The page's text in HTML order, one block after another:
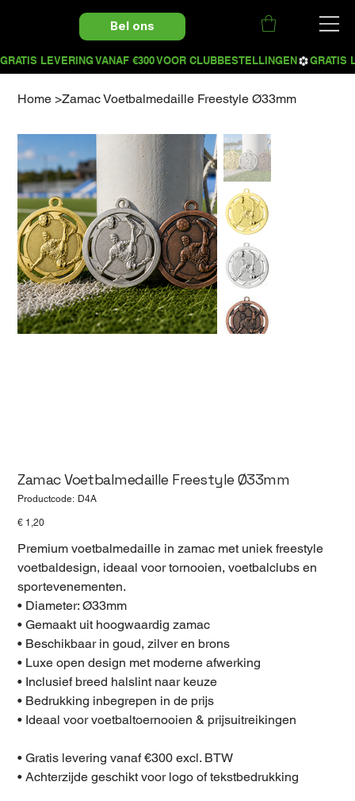
Bel ons
Home >Zamac Voetbalmedaille Freestyle Ø33mm
Zamac Voetbalmedaille Freestyle Ø33mm
Productcode: Productcode
D4A
Prijs
€ 1,20
Premium voetbalmedaille in zamac met uniek freestyle
voetbaldesign, ideaal voor tornooien, voetbalclubs en
sportevenementen.
• Diameter: Ø33mm
• Gemaakt uit hoogwaardig zamac
• Beschikbaar in goud, zilver en brons
• Luxe open design met moderne afwerking
• Inclusief breed halslint naar keuze
• Bedrukking inbegrepen in de prijs
• Ideaal voor voetbaltoernooien & prijsuitreikingen
• Gratis levering vanaf €300 excl. BTW
• Achterzijde geschikt voor logo of tekstbedrukking